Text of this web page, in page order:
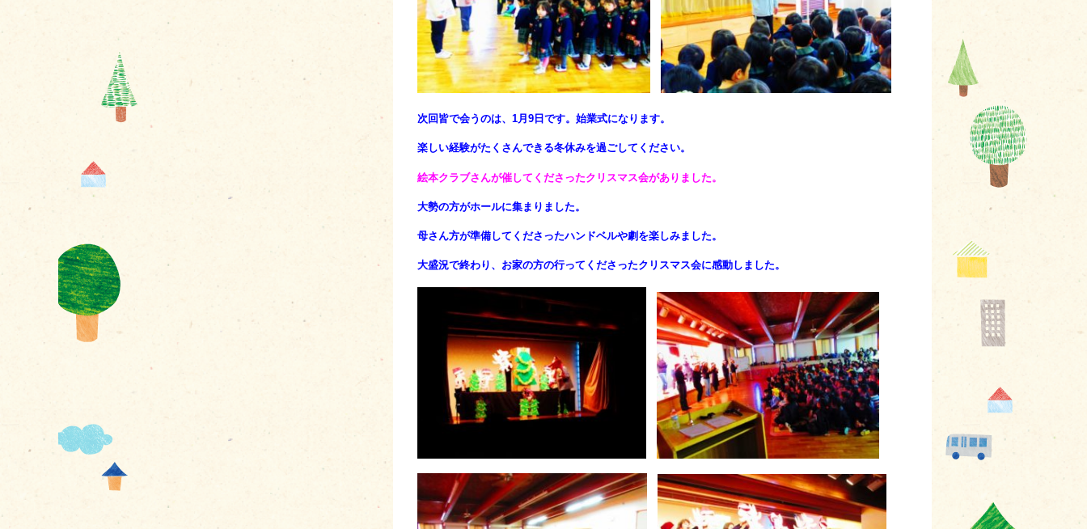
次回皆で会うのは、1月9日です。始業式になります。
楽しい経験がたくさんできる冬休みを過ごしてください。
絵本クラブさんが催してくださったクリスマス会がありました。
大勢の方がホールに集まりました。
母さん方が準備してくださったハンドベルや劇を楽しみました。
大盛況で終わり、お家の方の行ってくださったクリスマス会に感動しました。